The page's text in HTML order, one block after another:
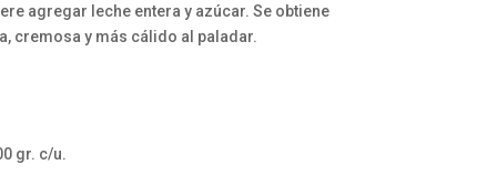
agregar leche entera y azúcar. Se obtiene
cremosa y más cálido al paladar.
gr. c/u.